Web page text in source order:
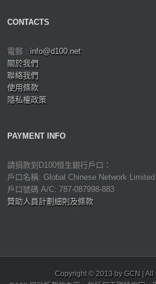
CONTACTS
電郵 : info@d100.net
關於我們
聯絡我們
使用條款
隱私權政策
PAYMENT INFO
請捐款到D100恒生銀行戶口：
戶口名稱: Global Chinese Network Limited
戶口號碼 A/C: 787-087998-883
贊助人員計劃細則及條款
Copyright © 2013 by GCN | All